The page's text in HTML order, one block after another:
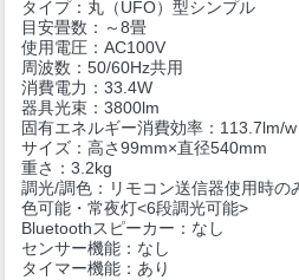
タイプ：丸（UFO）型シンプル
目安畳数：～8畳
使用電圧：AC100V
周波数：50/60Hz共用
消費電力：33.4W
器具光束：3800lm
固有エネルギー消費効率：113.7lm/w
サイズ：高さ99mm×直径540mm
重さ：3.2kg
調光/調色：リモコン送信器使用時の
色可能・常夜灯<6段調光可能>
Bluetoothスピーカー：なし
センサー機能：なし
タイマー機能：あり